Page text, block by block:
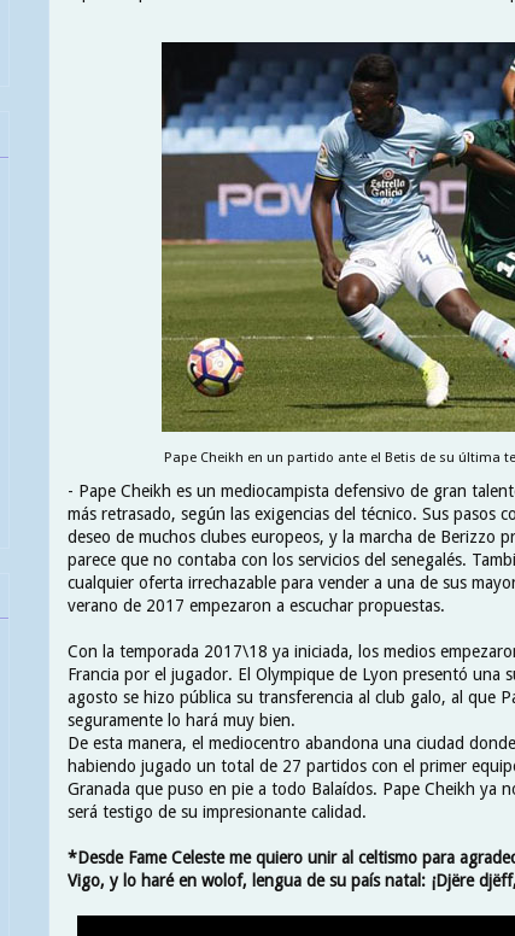
Pape Cheikh en un partido ante el Betis de su última
- Pape Cheikh es un mediocampista defensivo de gran
más retrasado, según las exigencias del técnico. Sus pasos
deseo de muchos clubes europeos, y la marcha de Berizzo
parece que no contaba con los servicios del senegalés.
cualquier oferta irrechazable para vender a una de sus
verano de 2017 empezaron a escuchar propuestas.
Con la temporada 2017\18 ya iniciada, los medios
Francia por el jugador. El Olympique de Lyon presentó una
agosto se hizo pública su transferencia al club galo, al que
seguramente lo hará muy bien.
De esta manera, el mediocentro abandona una ciudad
habiendo jugado un total de 27 partidos con el primer
Granada que puso en pie a todo Balaídos. Pape Cheikh ya
será testigo de su impresionante calidad.
*Desde Fame Celeste me quiero unir al celtismo para
Vigo, y lo haré en wolof, lengua de su país natal: ¡Djëre